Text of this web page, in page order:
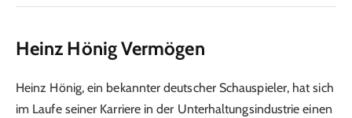
Heinz Hönig Vermögen
Heinz Hönig, ein bekannter deutscher Schauspieler, hat sich
im Laufe seiner Karriere in der Unterhaltungsindustrie einen